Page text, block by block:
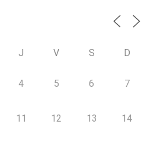
J V S D
4 5 6 7
11 12 13 14